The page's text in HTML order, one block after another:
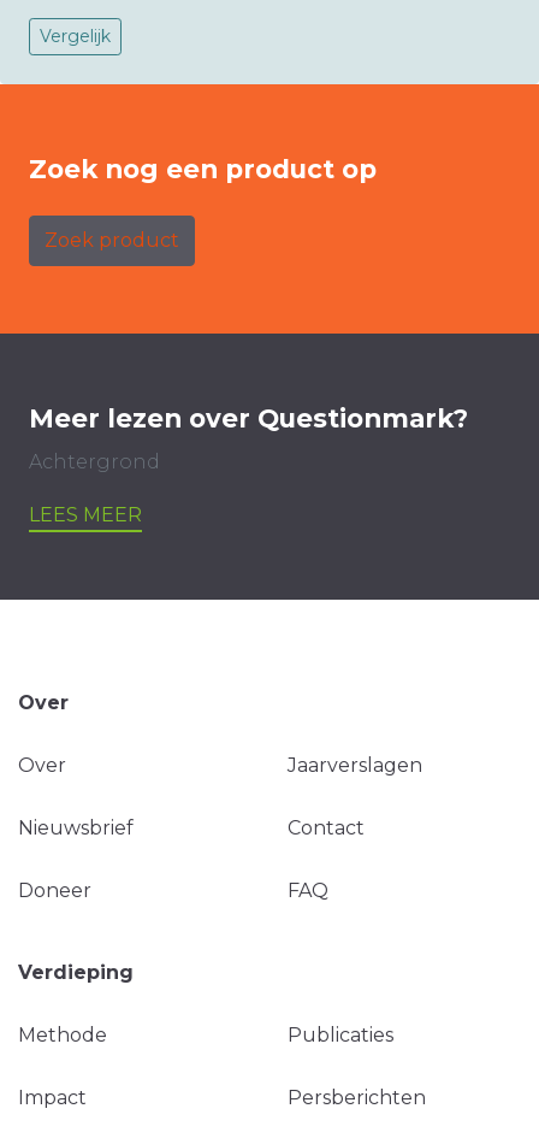
Vergelijk
Zoek nog een product op
Zoek product
Meer lezen over Questionmark?
Achtergrond
LEES MEER
Over
Over Jaarverslagen
Nieuwsbrief Contact
Doneer FAQ
Verdieping
Methode Publicaties
Impact Persberichten